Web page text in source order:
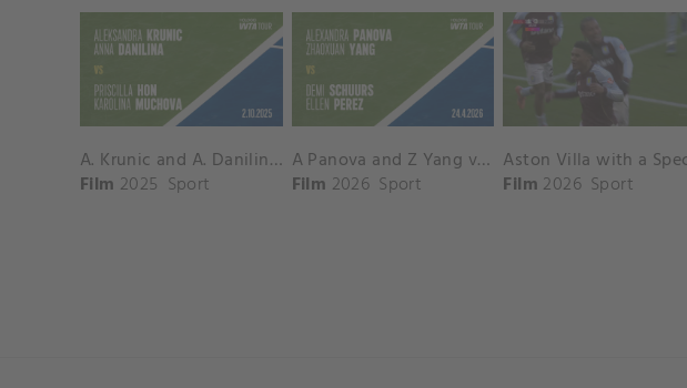
A. Krunic and A. Danilina vs. P. Hon and K. Muchova Match Highlights - BEIJING_Capital Group Diamond ( October 02, 2025)
Film 2025 Sport
A Panova and Z Yang vs D Schuurs and E Perez Match Highlights - MADRID_Court 8 ( April 24, 2026)
Film 2026 Sport
Film 2026 Sport